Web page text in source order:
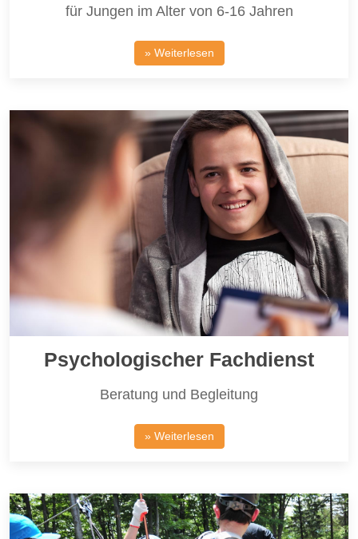
für Jungen im Alter von 6-16 Jahren
» Weiterlesen
Psychologischer Fachdienst
Beratung und Begleitung
» Weiterlesen